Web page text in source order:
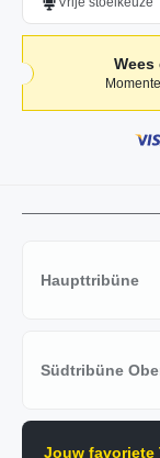
Haupttribüne
Südtribüne
Jouw